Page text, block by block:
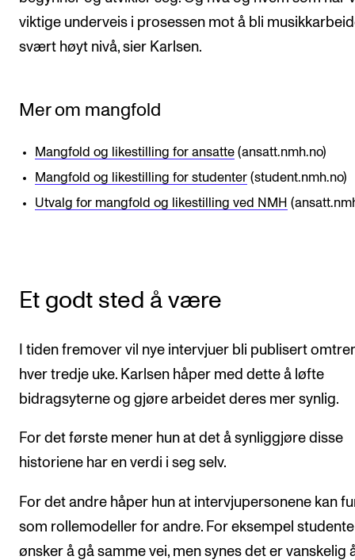
viktige underveis i prosessen mot å bli
svært høyt nivå, sier Karlsen.
Mer om mangfold
Mangfold og likestilling for ansatte(ansatt.nmh.no)
Mangfold og likestilling for studenter(student.nmh.no)
Utvalg for mangfold og likestilling ved NMH
Et godt sted å være
I tiden fremover vil nye intervjuer bli publisert
hver tredje uke. Karlsen håper med dette å løfte
bidragsyterne og gjøre arbeidet deres mer synlig.
For det første mener hun at det å synliggjøre disse
historiene har en verdi i seg selv.
For det andre håper hun at intervjupersonene kan
som rollemodeller for andre. For eksempel
ønsker å gå samme vei, men synes det er vanskelig